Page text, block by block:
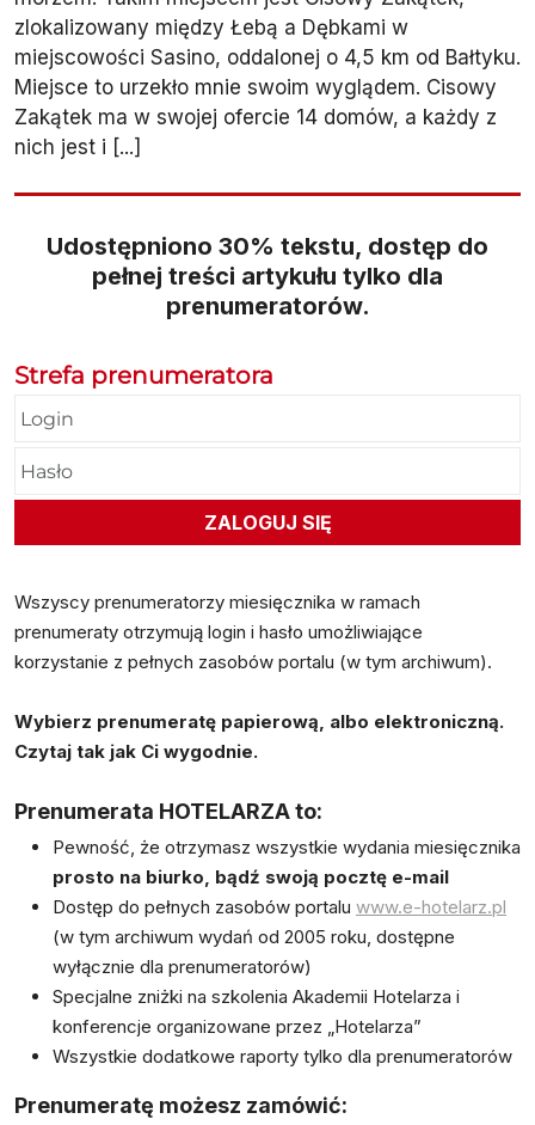
zlokalizowany między Łebą a Dębkami w
miejscowości Sasino, oddalonej o 4,5 km od Bałtyku.
Miejsce to urzekło mnie swoim wyglądem. Cisowy
Zakątek ma w swojej ofercie 14 domów, a każdy z
nich jest i [...]
Udostępniono 30% tekstu, dostęp do
pełnej treści artykułu tylko dla
prenumeratorów.
Strefa prenumeratora
Wszyscy prenumeratorzy miesięcznika w ramach
prenumeraty otrzymują login i hasło umożliwiające
korzystanie z pełnych zasobów portalu (w tym archiwum).
Wybierz prenumeratę papierową, albo elektroniczną.
Czytaj tak jak Ci wygodnie.
Prenumerata HOTELARZA to:
Pewność, że otrzymasz wszystkie wydania miesięcznika
prosto na biurko, bądź swoją pocztę e-mail
Dostęp do pełnych zasobów portalu www.e-hotelarz.pl
(w tym archiwum wydań od 2005 roku, dostępne
wyłącznie dla prenumeratorów)
Specjalne zniżki na szkolenia Akademii Hotelarza i
konferencje organizowane przez „Hotelarza”
Wszystkie dodatkowe raporty tylko dla prenumeratorów
Prenumeratę możesz zamówić: